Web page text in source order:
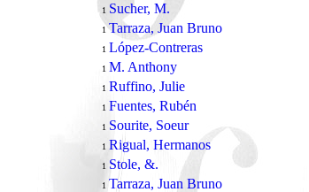
1 Sucher, M.
1Tarraza, Juan Bruno
1 López-Contreras
1 M. Anthony
1 Ruffino, Julie
1 Fuentes, Rubén
1 Sourite, Soeur
1 Rigual, Hermanos
1 Stole, &.
1 Tarraza, Juan Bruno